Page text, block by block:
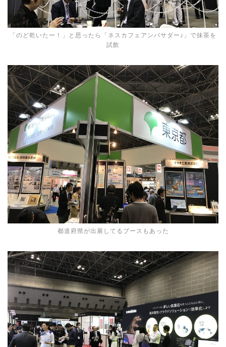
「のど乾いたー！」と思ったら「ネスカフェアンバサダー♪」で抹茶を
試飲
都道府県が出展してるブースもあった